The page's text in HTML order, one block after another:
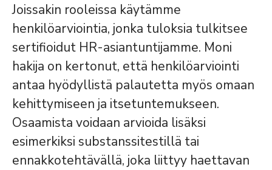
Joissakin rooleissa käytämme
henkilöarviointia, jonka tuloksia tulkitsee
sertifioidut HR-asiantuntijamme. Moni
hakija on kertonut, että henkilöarviointi
antaa hyödyllistä palautetta myös omaan
kehittymiseen ja itsetuntemukseen.
Osaamista voidaan arvioida lisäksi
esimerkiksi substanssitestillä tai
ennakkotehtävällä, joka liittyy haettavan